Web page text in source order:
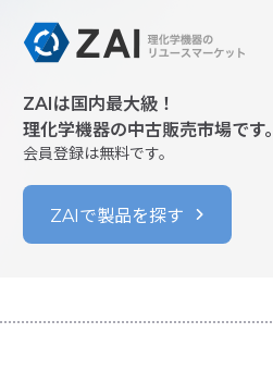
ZAIは国内最大級！
理化学機器の中古販売市場です。
会員登録は無料です。
ZAIで製品を探す